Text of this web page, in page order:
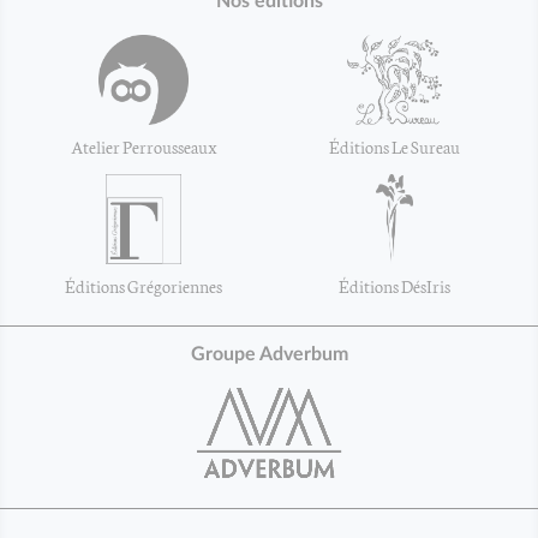
Atelier Perrousseaux Éditions Le Sureau
Éditions Grégoriennes Éditions DésIris
Groupe Adverbum